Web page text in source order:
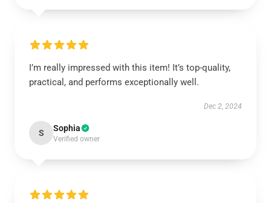
I’m really impressed with this item! It’s top-quality,
practical, and performs exceptionally well.
Dec 2, 2024
S Sophia
Verified owner